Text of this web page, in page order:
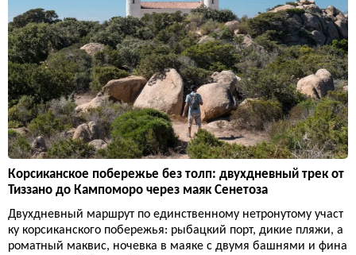
Корсиканское побережье без толп: двухдневный трек от
Тиззано до Кампоморо через маяк Сенетоза
Двухдневный маршрут по единственному нетронутому участ
ку корсиканского побережья: рыбацкий порт, дикие пляжи, а
роматный маквис, ночевка в маяке с двумя башнями и фина